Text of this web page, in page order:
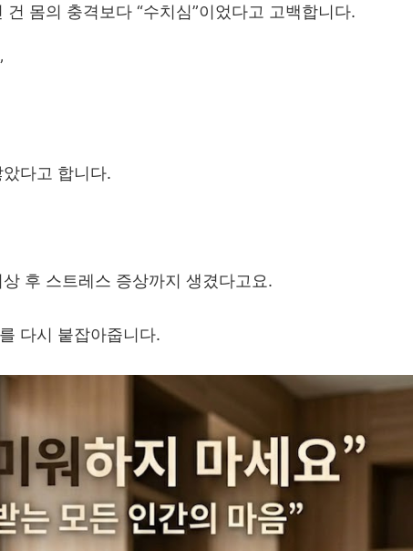
건 몸의 충격보다 “수치심”이었다고 고백합니다.
다고 합니다.
후 스트레스 증상까지 생겼다고요.
다시 붙잡아줍니다.